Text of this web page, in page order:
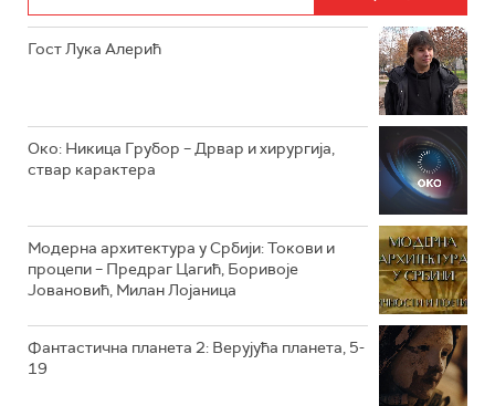
РТС КОЛО
Гост Лука Алерић
Око: Никица Грубор – Дрвар и хирургија,
ствар карактера
Модерна архитектура у Србији: Токови и
процепи – Предраг Цагић, Боривоје
Јовановић, Милан Лојаница
Фантастична планета 2: Верујућа планета, 5-
19